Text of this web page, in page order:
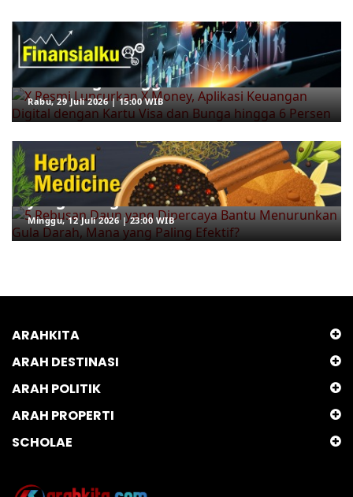
X Resmi Luncurkan X Money, Aplikasi
Keuangan Digital dengan Kartu Visa
dan Bunga hingga 6 Persen
Rabu, 29 Juli 2026 | 15:00 WIB
5 Rebusan Daun yang Dipercaya
Bantu Menurunkan Gula Darah, Mana
yang Paling Efektif?
Minggu, 12 Juli 2026 | 23:00 WIB
ARAHKITA
ARAH DESTINASI
ARAH POLITIK
ARAH PROPERTI
SCHOLAE